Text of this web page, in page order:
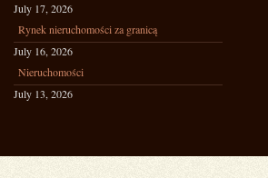
July 17, 2026
Rynek nieruchomości za granicą
July 16, 2026
Nieruchomości
July 13, 2026